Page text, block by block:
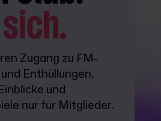
Zugang zu FM-
Enthüllungen.
und
nur für Mitglieder.